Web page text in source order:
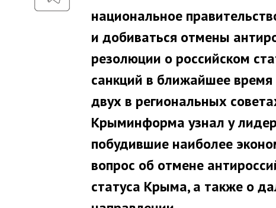
национальное
и добиваться отмены
резолюции о российском
санкций в ближайшее
двух в региональных
Крыминформа узнал у
побудившие наиболее
вопрос об отмене
статуса Крыма, а также о